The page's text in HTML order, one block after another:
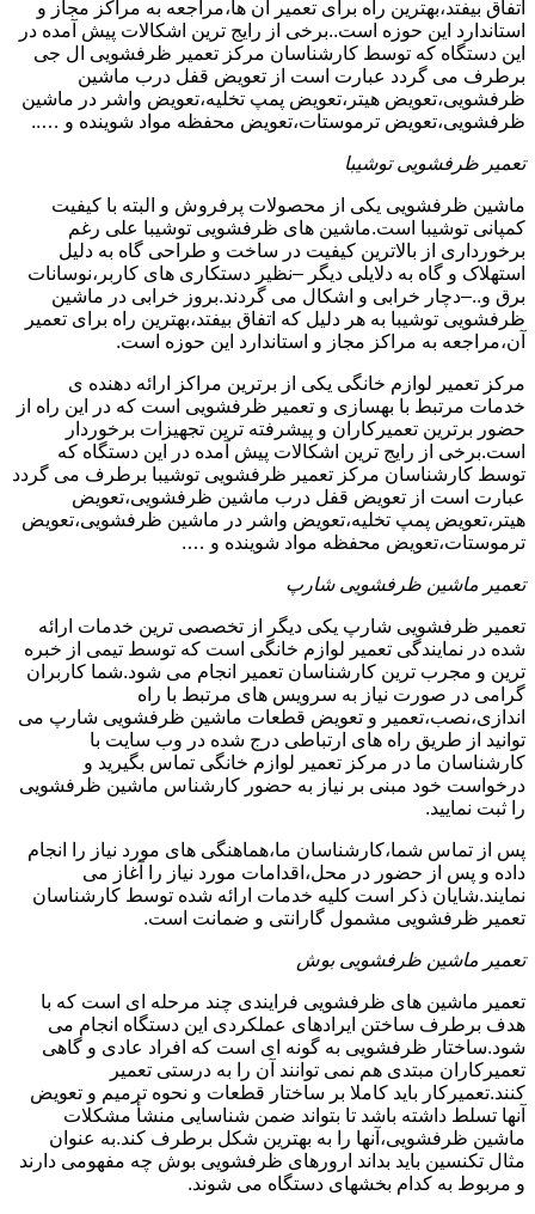
اتفاق بیفتد،بهترین راه برای تعمیر آن ها،مراجعه به مراکز مجاز و
استاندارد این حوزه است..برخی از رایج ترین اشکالات پیش آمده در
این دستگاه که توسط کارشناسان مرکز تعمیر ظرفشویی ال جی
برطرف می گردد عبارت است از تعویض قفل درب ماشین
ظرفشویی،تعویض هیتر،تعویض پمپ تخلیه،تعویض واشر در ماشین
ظرفشویی،تعویض ترموستات،تعویض محفظه مواد شوینده و …..
تعمیر ظرفشویی توشیبا
ماشین ظرفشویی یکی از محصولات پرفروش و البته با کیفیت
کمپانی توشیبا است.ماشین های ظرفشویی توشیبا علی رغم
برخورداری از بالاترین کیفیت در ساخت و طراحی گاه به دلیل
استهلاک و گاه به دلایلی دیگر –نظیر دستکاری های کاربر،نوسانات
برق و..–دچار خرابی و اشکال می گردند.بروز خرابی در ماشین
ظرفشویی توشیبا به هر دلیل که اتفاق بیفتد،بهترین راه برای تعمیر
آن،مراجعه به مراکز مجاز و استاندارد این حوزه است.
مرکز تعمیر لوازم خانگی یکی از برترین مراکز ارائه دهنده ی
خدمات مرتبط با بهسازی و تعمیر ظرفشویی است که در این راه از
حضور برترین تعمیرکاران و پیشرفته ترین تجهیزات برخوردار
است.برخی از رایج ترین اشکالات پیش آمده در این دستگاه که
توسط کارشناسان مرکز تعمیر ظرفشویی توشیبا برطرف می گردد
عبارت است از تعویض قفل درب ماشین ظرفشویی،تعویض
هیتر،تعویض پمپ تخلیه،تعویض واشر در ماشین ظرفشویی،تعویض
ترموستات،تعویض محفظه مواد شوینده و ….
تعمیر ماشین ظرفشویی شارپ
تعمیر ظرفشویی شارپ یکی دیگر از تخصصی ترین خدمات ارائه
شده در نمایندگی تعمیر لوازم خانگی است که توسط تیمی از خبره
ترین و مجرب ترین کارشناسان تعمیر انجام می شود.شما کاربران
گرامی در صورت نیاز به سرویس های مرتبط با راه
اندازی،نصب،تعمیر و تعویض قطعات ماشین ظرفشویی شارپ می
توانید از طریق راه های ارتباطی درج شده در وب سایت با
کارشناسان ما در مرکز تعمیر لوازم خانگی تماس بگیرید و
درخواست خود مبنی بر نیاز به حضور کارشناس ماشین ظرفشویی
را ثبت نمایید.
پس از تماس شما،کارشناسان ما،هماهنگی های مورد نیاز را انجام
داده و پس از حضور در محل،اقدامات مورد نیاز را آغاز می
نمایند.شایان ذکر است کلیه خدمات ارائه شده توسط کارشناسان
تعمیر ظرفشویی مشمول گارانتی و ضمانت است.
تعمیر ماشین ظرفشویی بوش
تعمیر ماشین های ظرفشویی فرایندی چند مرحله ای است که با
هدف برطرف ساختن ایرادهای عملکردی این دستگاه انجام می
شود.ساختار ظرفشویی به گونه ای است که افراد عادی و گاهی
تعمیرکاران مبتدی هم نمی توانند آن را به درستی تعمیر
کنند.تعمیرکار باید کاملا بر ساختار قطعات و نحوه ترمیم و تعویض
آنها تسلط داشته باشد تا بتواند ضمن شناسایی منشأ مشکلات
ماشین ظرفشویی،آنها را به بهترین شکل برطرف کند.به عنوان
مثال تکنسین باید بداند ارورهای ظرفشویی بوش چه مفهومی دارند
و مربوط به کدام بخشهای دستگاه می شوند.